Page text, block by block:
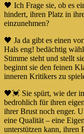
🖤 Ich Frage sie, ob es
hindert, ihren Platz in
einzunehmen?
🖤 Ja da gibt es einen
Hals eng! bedächtig
Stimme steht und stellt
beginnt sie den feinen
inneren Kritikers zu
🖤💓 Sie spürt, wie der
bedrohlich für ihren
ihrer Brust noch enger.
eine Qualität – eine
unterstützen kann, ihren